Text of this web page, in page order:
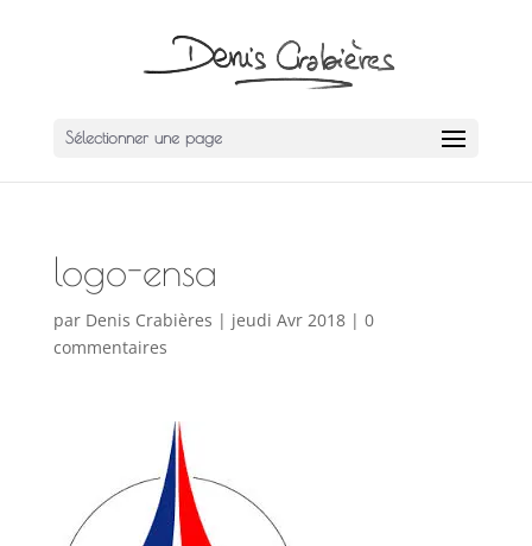
Sélectionner une page
logo-ensa
par Denis Crabières | jeudi Avr 2018| 0
commentaires